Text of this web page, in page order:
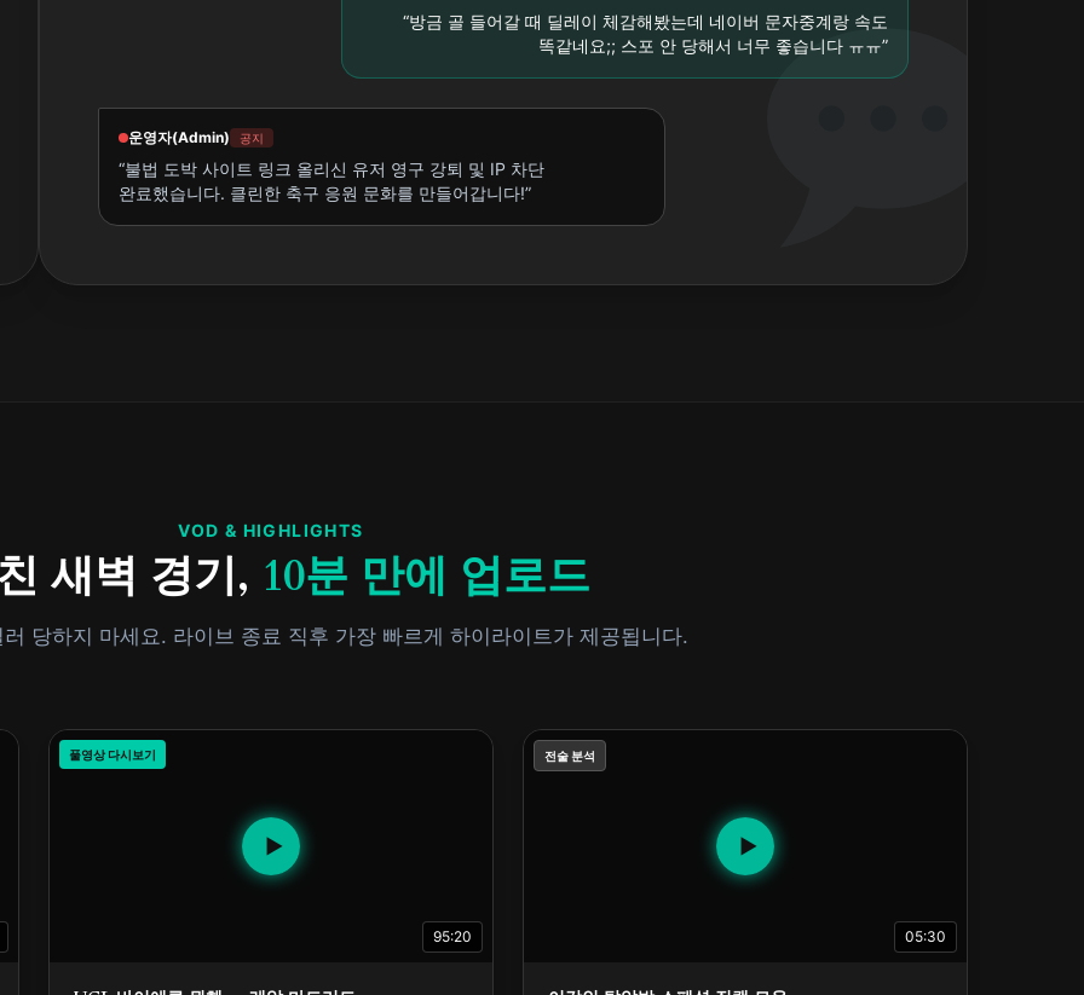
“방금 골 들어갈 때 딜레이 체감해봤는데 네이버 문자중계랑 속도
똑같네요;; 스포 안 당해서 너무 좋습니다 ㅠㅠ”
운영자(Admin) 공지
“불법 도박 사이트 링크 올리신 유저 영구 강퇴 및 IP 차단
완료했습니다. 클린한 축구 응원 문화를 만들어갑니다!”
VOD & HIGHLIGHTS
새벽 경기, 10분 만에 업로드
당하지 마세요. 라이브 종료 직후 가장 빠르게 하이라이트가 제공됩니다.
▶
95:20
풀영상 다시보기
▶
05:30
전술 분석